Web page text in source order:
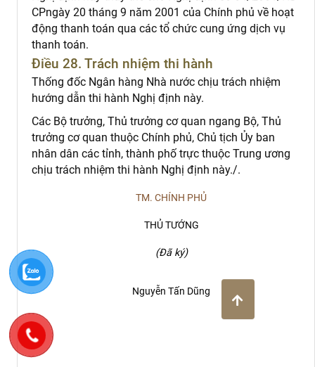
CPngày 20 tháng 9 năm 2001 của Chính phủ về hoạt
động thanh toán qua các tổ chức cung ứng dịch vụ
thanh toán.
Điều 28. Trách nhiệm thi hành
Thống đốc Ngân hàng Nhà nước chịu trách nhiệm
hướng dẫn thi hành Nghị định này.
Các Bộ trưởng, Thủ trưởng cơ quan ngang Bộ, Thủ
trưởng cơ quan thuộc Chính phủ, Chủ tịch Ủy ban
nhân dân các tỉnh, thành phố trực thuộc Trung ương
chịu trách nhiệm thi hành Nghị định này./.
TM. CHÍNH PHỦ
THỦ TƯỚNG
(Đã ký)
Nguyễn Tấn Dũng